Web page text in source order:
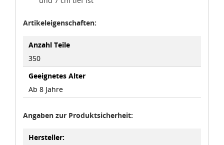
Artikeleigenschaften:
Anzahl Teile
350
Geeignetes Alter
Ab 8 Jahre
Angaben zur Produktsicherheit:
Hersteller: